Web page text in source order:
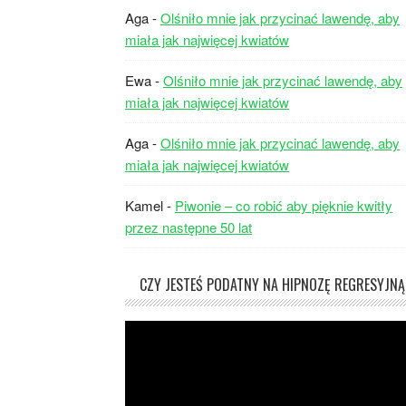
Aga-Olśniło mnie jak przycinać lawendę, aby
miała jak najwięcej kwiatów
Ewa-Olśniło mnie jak przycinać lawendę, aby
miała jak najwięcej kwiatów
Aga-Olśniło mnie jak przycinać lawendę, aby
miała jak najwięcej kwiatów
Kamel- Piwonie – co robić aby pięknie kwitły
przez następne 50 lat
CZY JESTEŚ PODATNY NA HIPNOZĘ